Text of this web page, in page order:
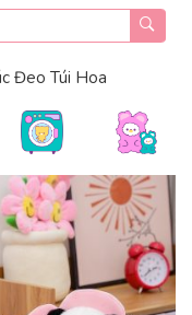
Đeo Túi Hoa